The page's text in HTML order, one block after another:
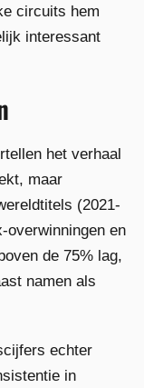
circuits hem
interessant
het verhaal
maar
(2021-
overwinningen en
de 75% lag,
namen als
echter
in